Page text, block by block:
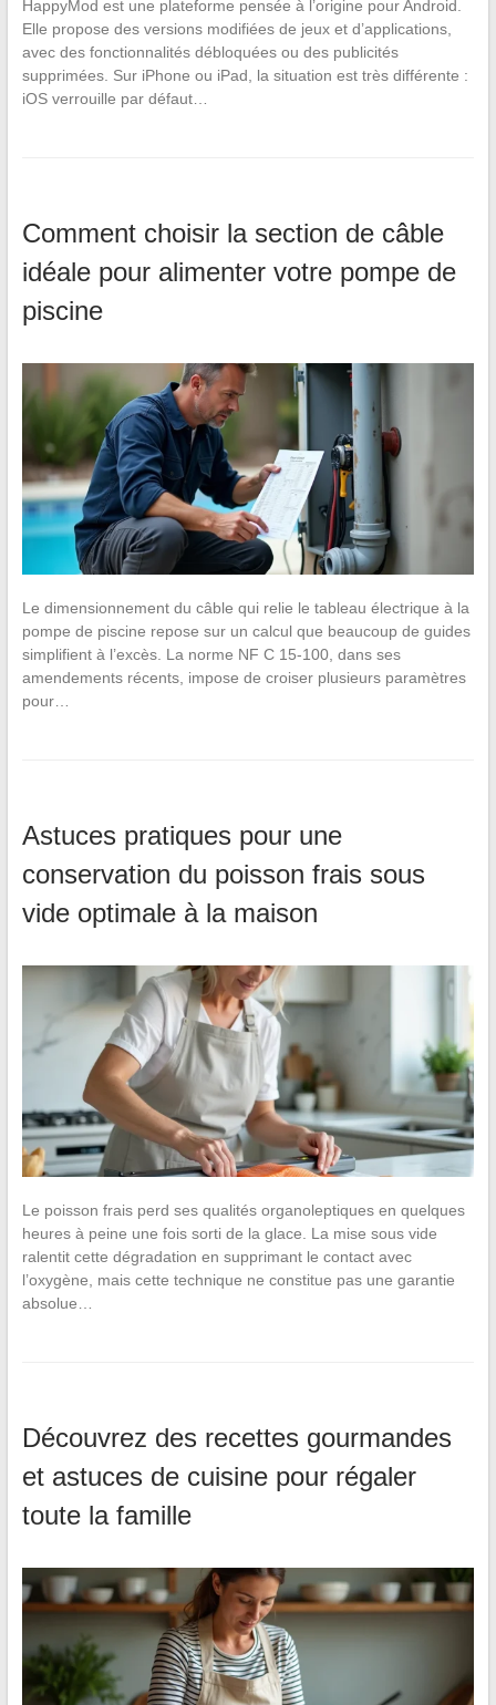
HappyMod est une plateforme pensée à l’origine pour Android.
Elle propose des versions modifiées de jeux et d’applications,
avec des fonctionnalités débloquées ou des publicités
supprimées. Sur iPhone ou iPad, la situation est très différente :
iOS verrouille par défaut…
Comment choisir la section de câble
idéale pour alimenter votre pompe de
piscine
Le dimensionnement du câble qui relie le tableau électrique à la
pompe de piscine repose sur un calcul que beaucoup de guides
simplifient à l’excès. La norme NF C 15-100, dans ses
amendements récents, impose de croiser plusieurs paramètres
pour…
Astuces pratiques pour une
conservation du poisson frais sous
vide optimale à la maison
Le poisson frais perd ses qualités organoleptiques en quelques
heures à peine une fois sorti de la glace. La mise sous vide
ralentit cette dégradation en supprimant le contact avec
l’oxygène, mais cette technique ne constitue pas une garantie
absolue…
Découvrez des recettes gourmandes
et astuces de cuisine pour régaler
toute la famille